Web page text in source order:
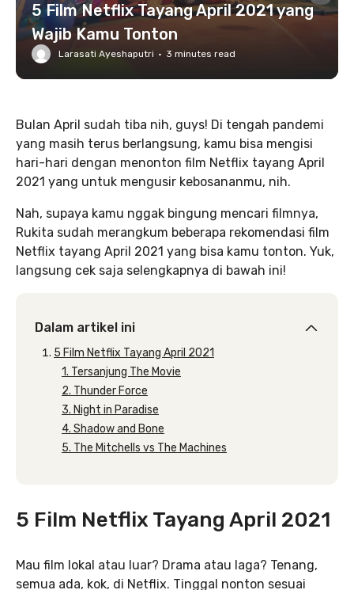
5 Film Netflix Tayang April 2021 yang
Wajib Kamu Tonton
Larasati Ayeshaputri · 3 minutes read
Bulan April sudah tiba nih, guys! Di tengah pandemi
yang masih terus berlangsung, kamu bisa mengisi
hari-hari dengan menonton film Netflix tayang April
2021 yang untuk mengusir kebosananmu, nih.
Nah, supaya kamu nggak bingung mencari filmnya,
Rukita sudah merangkum beberapa rekomendasi film
Netflix tayang April 2021 yang bisa kamu tonton. Yuk,
langsung cek saja selengkapnya di bawah ini!
Dalam artikel ini
5 Film Netflix Tayang April 2021
1. Tersanjung The Movie
2. Thunder Force
3. Night in Paradise
4. Shadow and Bone
5. The Mitchells vs The Machines
5 Film Netflix Tayang April 2021
Mau film lokal atau luar? Drama atau laga? Tenang,
semua ada, kok, di Netflix. Tinggal nonton sesuai